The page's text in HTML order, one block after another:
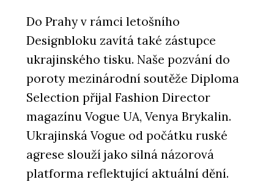
Do Prahy v rámci letošního
Designbloku zavítá také zástupce
ukrajinského tisku. Naše pozvání do
poroty mezinárodní soutěže Diploma
Selection přijal Fashion Director
magazínu Vogue UA, Venya Brykalin.
Ukrajinská Vogue od počátku ruské
agrese slouží jako silná názorová
platforma reflektující aktuální dění.